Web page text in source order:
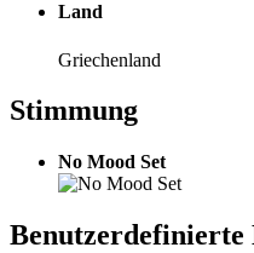
Land
Griechenland
Stimmung
No Mood Set
Benutzerdefinierte